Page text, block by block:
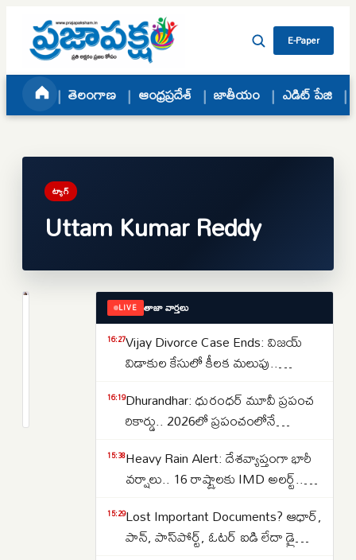
Skip to content
E-Paper
తెలంగాణ ఆంధ్రప్రదేశ్ జాతీయం ఎడిట్ పేజి
ట్యాగ్
Uttam Kumar Reddy
LIVE తాజా వార్తలు
16:27Vijay Divorce Case Ends: విజయ్
విడాకుల కేసులో కీలక మలుపు..
సంగీత..కేసును కొట్టివేసిన కోర్టు
16:19Dhurandhar: ధురంధర్ మూవీ ప్రపంచ
రికార్డు.. 2026లో ప్రపంచంలోనే
చిత్రంగా హిస్టరీ క్రియేట్..
15:38Heavy Rain Alert: దేశవ్యాప్తంగా భారీ
వర్షాలు.. 16 రాష్ట్రాలకు IMD అలర్ట్..
రాష్ట్రాల్లో ఉరుములతో కూడిన వానలు..
15:29Lost Important Documents? ఆధార్,
పాన్, పాస్‌పోర్ట్, ఓటర్ ఐడి లేదా డ్రైవింగ్